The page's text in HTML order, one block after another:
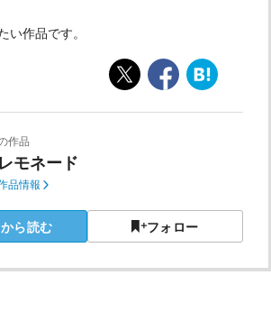
作品です。
作品
モネード
品情報
ら読む フォロー